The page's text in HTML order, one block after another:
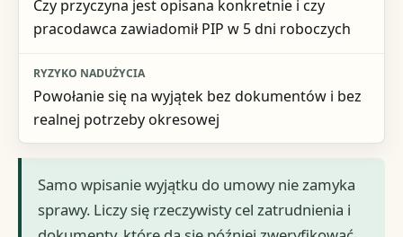
Czy przyczyna jest opisana konkretnie i czy
pracodawca zawiadomił PIP w 5 dni roboczych
Powołanie się na wyjątek bez dokumentów i bez
realnej potrzeby okresowej
Samo wpisanie wyjątku do umowy nie zamyka
sprawy. Liczy się rzeczywisty cel zatrudnienia i